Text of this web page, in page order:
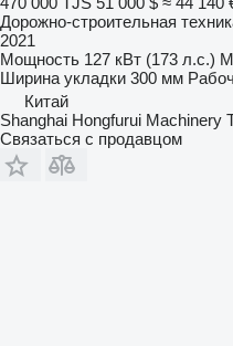
Дорожно-строительная
2021
Мощность 127 кВт (173 л.с.)
Ширина укладки 300 мм
Китай
Shanghai Hongfurui Machinery
Связаться с продавцом